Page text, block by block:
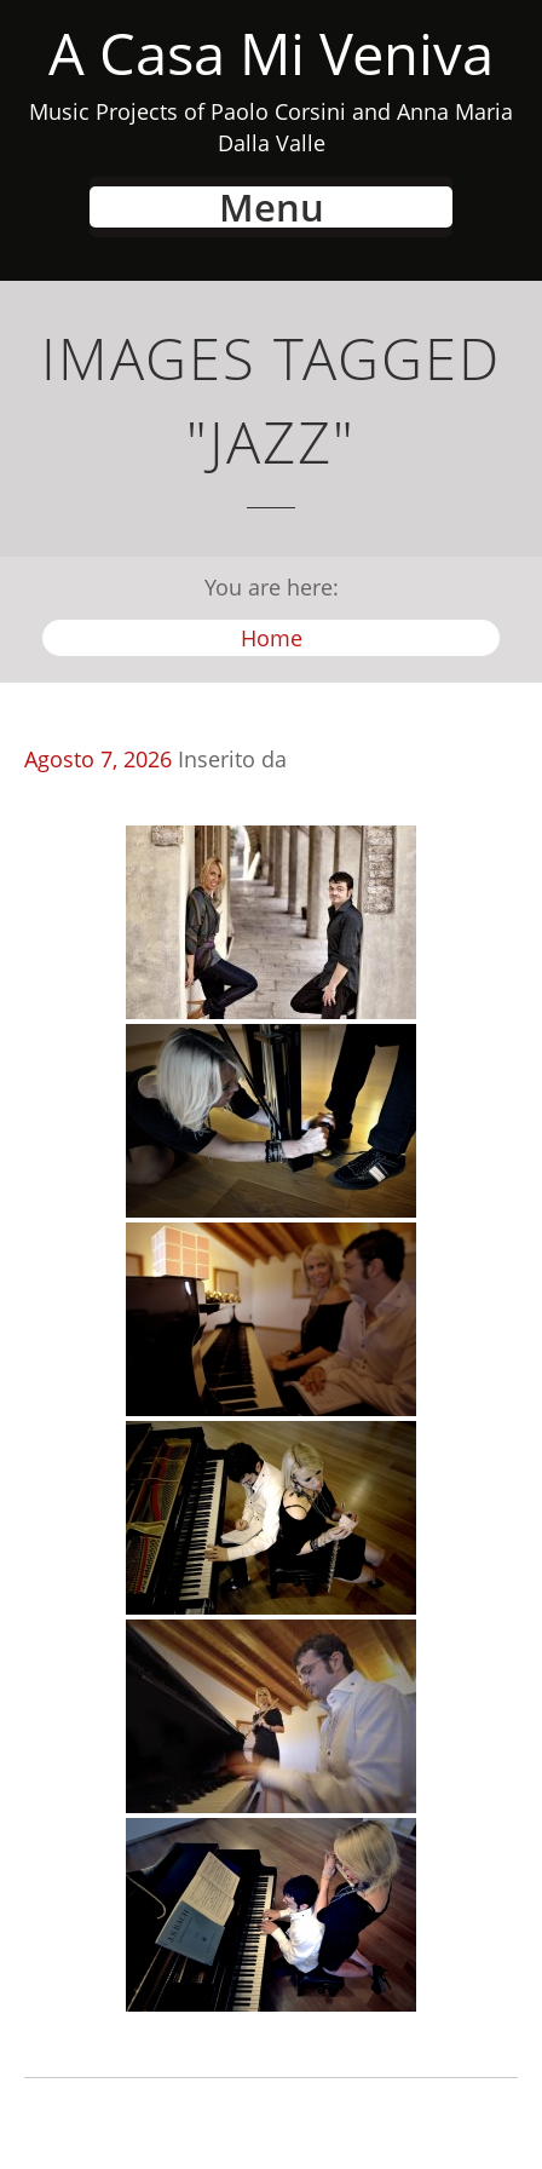
A Casa Mi Veniva
Music Projects of Paolo Corsini and Anna Maria
Dalla Valle
Menu
IMAGES TAGGED
"JAZZ"
You are here:
Home
Agosto 7, 2026 Inserito da